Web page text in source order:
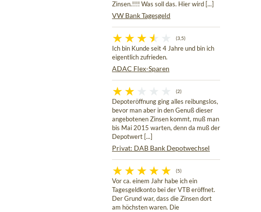
Zinsen.!!!! Was soll das. Hier wird [...]
VW Bank Tagesgeld
(3,5)
Ich bin Kunde seit 4 Jahre und bin ich
eigentlich zufrieden.
ADAC Flex-Sparen
(2)
Depoteröffnung ging alles reibungslos,
bevor man aber in den Genuß dieser
angebotenen Zinsen kommt, muß man
bis Mai 2015 warten, denn da muß der
Depotwert [...]
Privat: DAB Bank Depotwechsel
(5)
Vor ca. einem Jahr habe ich ein
Tagesgeldkonto bei der VTB eröffnet.
Der Grund war, dass die Zinsen dort
am höchsten waren. Die